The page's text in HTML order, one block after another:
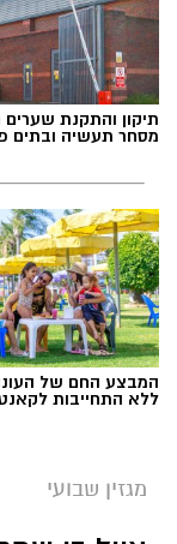
תיקון והתקנת
מסחר תעשיה ובתים
המבצע החם של
ללא התחייבות
מגזין שבועי